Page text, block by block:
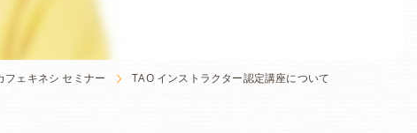
バランシング セッション
フェキネシ セミナー TAO インストラクター認定講座について